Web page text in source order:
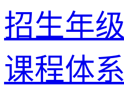
招生年级
课程体系